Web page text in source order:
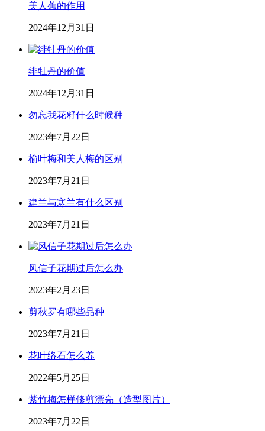
美人蕉的作用
2024年12月31日
绯牡丹的价值
2024年12月31日
勿忘我花籽什么时候种
2023年7月22日
榆叶梅和美人梅的区别
2023年7月21日
建兰与寒兰有什么区别
2023年7月21日
风信子花期过后怎么办
2023年2月23日
剪秋罗有哪些品种
2023年7月21日
花叶络石怎么养
2022年5月25日
紫竹梅怎样修剪漂亮（造型图片）
2023年7月22日